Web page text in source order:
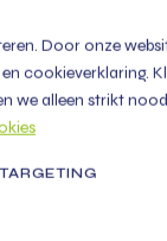
voor
snelle
in
Door onze
cookieverklaring.
we alleen strikt
TARGETING